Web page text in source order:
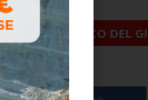
ALMANACCO DEL